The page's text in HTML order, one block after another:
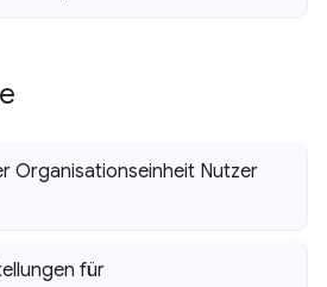
Organisationseinheit Nutzer
für